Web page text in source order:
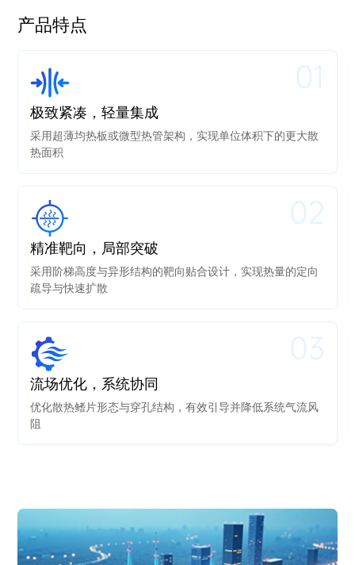
产品特点
极致紧凑，轻量集成
采用超薄均热板或微型热管架构，实现单位体积下的更大散
热面积
01
精准靶向，局部突破
采用阶梯高度与异形结构的靶向贴合设计，实现热量的定向
疏导与快速扩散
02
流场优化，系统协同
优化散热鳍片形态与穿孔结构，有效引导并降低系统气流风
阻
03